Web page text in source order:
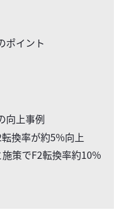
ポイント
向上事例
換率が約5%向上
策でF2転換率約10%